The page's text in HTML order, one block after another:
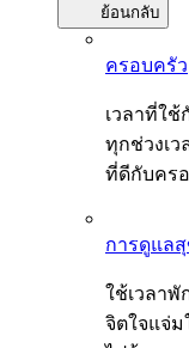
ย้อนกลับ
ครอบครัว
เวลาที่ใ
ทุกช่วงเ
ที่ดีกับคร
การดูแล
ใช้เวลา
จิตใจแจ่